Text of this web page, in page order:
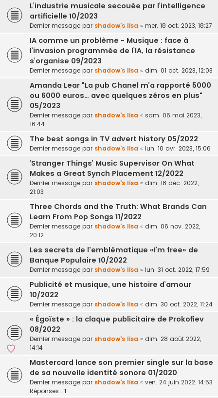
L’industrie musicale secouée par l’intelligence
artificielle 10/2023
Dernier message par shadow's lisa « mer. 18 oct. 2023, 18:27
IA comme un problème - Musique : face à
l’invasion programmée de l’IA, la résistance
s’organise 09/2023
Dernier message par shadow's lisa « dim. 01 oct. 2023, 12:03
Amanda Lear "La pub Chanel m’a rapporté 5000
ou 6000 euros… avec quelques zéros en plus"
05/2023
Dernier message par shadow's lisa « sam. 06 mai 2023,
16:44
The best songs in TV advert history 05/2022
Dernier message par shadow's lisa « lun. 10 avr. 2023, 15:06
‘Stranger Things’ Music Supervisor On What
Makes a Great Synch Placement 12/2022
Dernier message par shadow's lisa « dim. 18 déc. 2022,
21:03
Three Chords and the Truth: What Brands Can
Learn From Pop Songs 11/2022
Dernier message par shadow's lisa « dim. 06 nov. 2022,
20:12
Les secrets de l'emblématique «I’m free» de
Banque Populaire 10/2022
Dernier message par shadow's lisa « lun. 31 oct. 2022, 17:59
Publicité et musique, une histoire d’amour
10/2022
Dernier message par shadow's lisa « dim. 30 oct. 2022, 11:24
« Égoïste » : la claque publicitaire de Prokofiev
08/2022
Dernier message par shadow's lisa « dim. 28 août 2022,
14:14
Mastercard lance son premier single sur la base
de sa nouvelle identité sonore 01/2020
Dernier message par shadow's lisa « ven. 24 juin 2022, 14:53
Réponses : 1